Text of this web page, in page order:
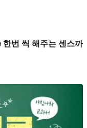
한번 씩 해주는 센스까